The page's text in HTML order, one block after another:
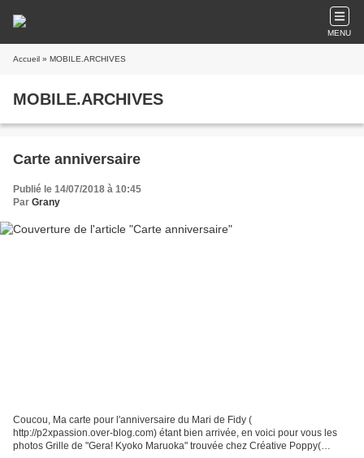
MENU
Accueil » MOBILE.ARCHIVES
MOBILE.ARCHIVES
Carte anniversaire
Publié le 14/07/2018 à 10:45
Par Grany
Coucou, Ma carte pour l'anniversaire du Mari de Fidy (
http://p2xpassion.over-blog.com) étant bien arrivée, en voici pour vous les
photos Grille de "Gera! Kyoko Maruoka" trouvée chez Créative Poppy(